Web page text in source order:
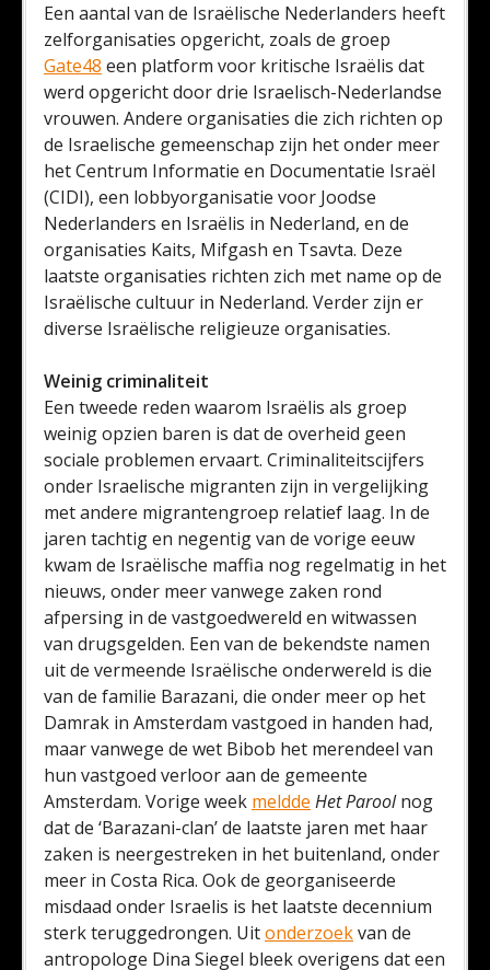
Een aantal van de Israëlische Nederlanders heeft
zelforganisaties opgericht, zoals de groep
Gate48 een platform voor kritische Israëlis dat
werd opgericht door drie Israelisch-Nederlandse
vrouwen. Andere organisaties die zich richten op
de Israelische gemeenschap zijn het onder meer
het Centrum Informatie en Documentatie Israël
(CIDI), een lobbyorganisatie voor Joodse
Nederlanders en Israëlis in Nederland, en de
organisaties Kaits, Mifgash en Tsavta. Deze
laatste organisaties richten zich met name op de
Israëlische cultuur in Nederland. Verder zijn er
diverse Israëlische religieuze organisaties.
Weinig criminaliteit
Een tweede reden waarom Israëlis als groep
weinig opzien baren is dat de overheid geen
sociale problemen ervaart. Criminaliteitscijfers
onder Israelische migranten zijn in vergelijking
met andere migrantengroep relatief laag. In de
jaren tachtig en negentig van de vorige eeuw
kwam de Israëlische maffia nog regelmatig in het
nieuws, onder meer vanwege zaken rond
afpersing in de vastgoedwereld en witwassen
van drugsgelden. Een van de bekendste namen
uit de vermeende Israëlische onderwereld is die
van de familie Barazani, die onder meer op het
Damrak in Amsterdam vastgoed in handen had,
maar vanwege de wet Bibob het merendeel van
hun vastgoed verloor aan de gemeente
Amsterdam. Vorige week meldde Het Paroolnog
dat de ‘Barazani-clan’ de laatste jaren met haar
zaken is neergestreken in het buitenland, onder
meer in Costa Rica. Ook de georganiseerde
misdaad onder Israelis is het laatste decennium
sterk teruggedrongen. Uitonderzoekvan de
antropologe Dina Siegel bleek overigens dat een